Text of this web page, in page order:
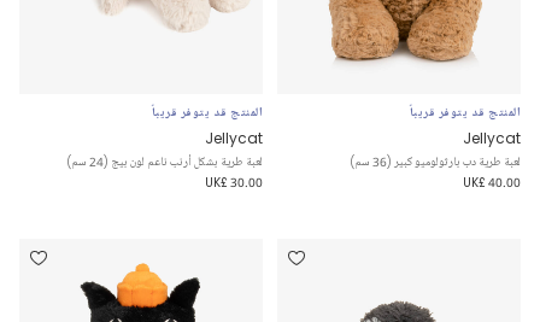
المنتج قد يتوفر قريباً
Jellycat
لعبة طرية دب بارثولوميو كبير (36 سم)
UK£ 40.00
المنتج قد يتوفر قريباً
Jellycat
لعبة طرية بشكل أرنب ناعم لون بيج (24 سم)
UK£ 30.00